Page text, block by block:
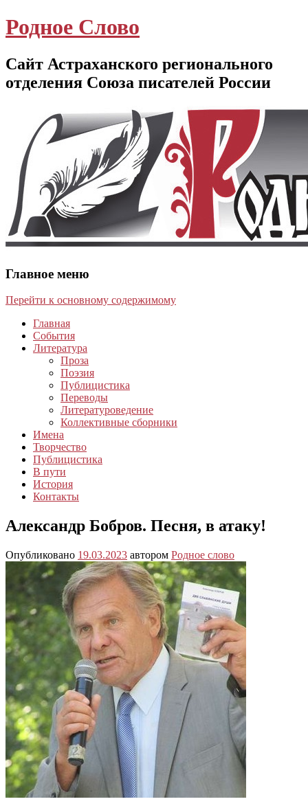
Родное Слово
Сайт Астраханского регионального
отделения Союза писателей России
Главное меню
Перейти к основному содержимому
Главная
События
Литература
Проза
Поэзия
Публицистика
Переводы
Литературоведение
Коллективные сборники
Имена
Творчество
Публицистика
В пути
История
Контакты
Александр Бобров. Песня, в атаку!
Опубликовано 19.03.2023 автором Родное слово